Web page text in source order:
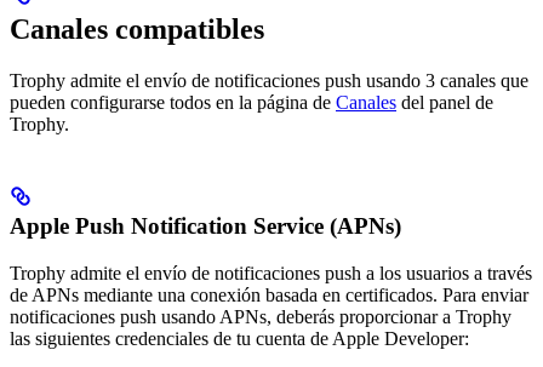
Canales compatibles
Trophy admite el envío de notificaciones push usando 3 canales que
pueden configurarse todos en la página de Canales del panel de
Trophy.
Apple Push Notification Service (APNs)
Trophy admite el envío de notificaciones push a los usuarios a través
de APNs mediante una conexión basada en certificados. Para enviar
notificaciones push usando APNs, deberás proporcionar a Trophy
las siguientes credenciales de tu cuenta de Apple Developer: